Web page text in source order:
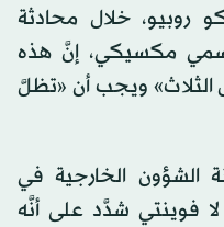
روبيو، خلال محادثة
مكسيكي، إنَّ هذه
الثلاث» ويجب أن «تظلَّ
الشؤون الخارجية في
فوينتي شدَّد على أنَّه